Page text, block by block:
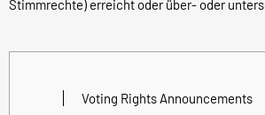
Stimmrechte) erreicht oder über- oder
Voting Rights Announcements